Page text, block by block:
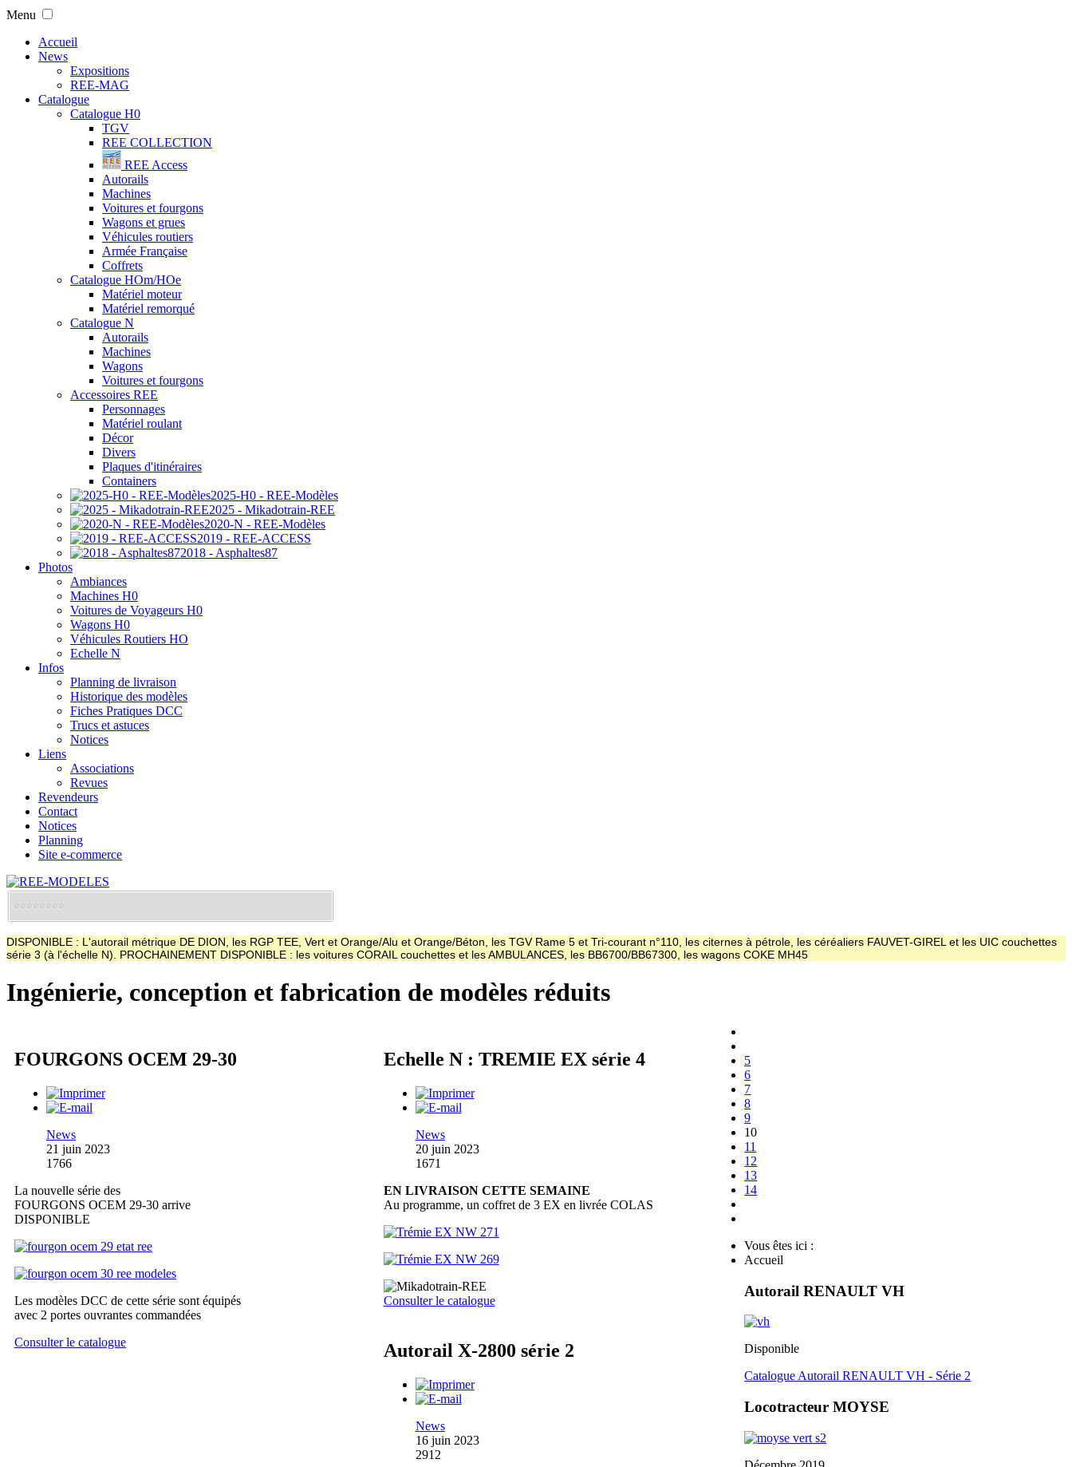
Menu
Accueil
News
Expositions
REE-MAG
Catalogue
Catalogue H0
TGV
REE COLLECTION
REE Access
Autorails
Machines
Voitures et fourgons
Wagons et grues
Véhicules routiers
Armée Française
Coffrets
Catalogue HOm/HOe
Matériel moteur
Matériel remorqué
Catalogue N
Autorails
Machines
Wagons
Voitures et fourgons
Accessoires REE
Personnages
Matériel roulant
Décor
Divers
Plaques d'itinéraires
Containers
2025-H0 - REE-Modèles
2025 - Mikadotrain-REE
2020-N - REE-Modèles
2019 - REE-ACCESS
2018 - Asphaltes87
Photos
Ambiances
Machines H0
Voitures de Voyageurs H0
Wagons H0
Véhicules Routiers HO
Echelle N
Infos
Planning de livraison
Historique des modèles
Fiches Pratiques DCC
Trucs et astuces
Notices
Liens
Associations
Revues
Revendeurs
Contact
Notices
Planning
Site e-commerce
DISPONIBLE : L'autorail métrique DE DION, les RGP TEE, Vert et Orange/Alu et Orange/Béton, les TGV Rame 5 et Tri-courant n°110, les citernes à pétrole, les céréaliers FAUVET-GIREL et les UIC couchettes
série 3 (à l'échelle N). PROCHAINEMENT DISPONIBLE : les voitures CORAIL couchettes et les AMBULANCES, les BB6700/BB67300, les wagons COKE MH45
Ingénierie, conception et fabrication de modèles réduits
FOURGONS OCEM 29-30
News
21 juin 2023
1766
La nouvelle série des
FOURGONS OCEM 29-30 arrive
DISPONIBLE
Les modèles DCC de cette série sont équipés
avec 2 portes ouvrantes commandées
Consulter le catalogue
Echelle N : TREMIE EX série 4
News
20 juin 2023
1671
EN LIVRAISON CETTE SEMAINE
Au programme, un coffret de 3 EX en livrée COLAS
Consulter le catalogue
Autorail X-2800 série 2
News
16 juin 2023
2912
5
6
7
8
9
10
11
12
13
14
Vous êtes ici :
Accueil
Autorail RENAULT VH
Disponible
Catalogue Autorail RENAULT VH - Série 2
Locotracteur MOYSE